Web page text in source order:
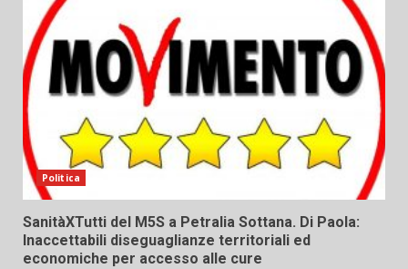
Politica
SanitàXTutti del M5S a Petralia Sottana. Di Paola:
Inaccettabili diseguaglianze territoriali ed
economiche per accesso alle cure